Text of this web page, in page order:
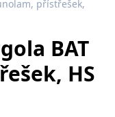
přístřešek,
BAT
HS